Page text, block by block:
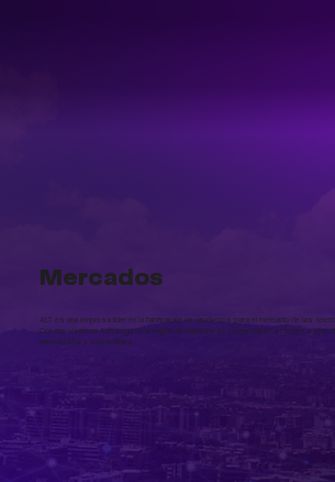
Mercados
ALT es una empresa líder en la fabricación de productos para el mercado de las
Con una visión de liderazgo en la región, la empresa se compromete a ofrecer a sus
innovadores y sostenibles.